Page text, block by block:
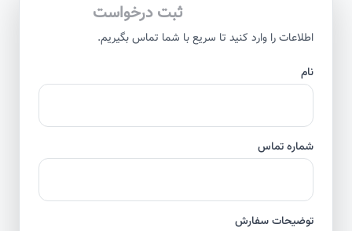
ثبت درخواست
اطلاعات را وارد کنید تا سریع با شما تماس بگیریم.
شماره تماس
توضیحات سفارش